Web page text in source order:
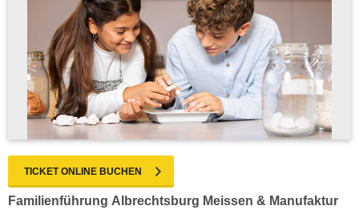
TICKET ONLINE BUCHEN
Familienführung Albrechtsburg Meissen & Manufaktur